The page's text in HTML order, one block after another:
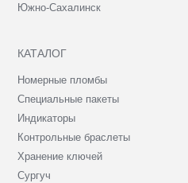
Южно-Сахалинск
КАТАЛОГ
Номерные пломбы
Специальные пакеты
Индикаторы
Контрольные браслеты
Хранение ключей
Сургуч